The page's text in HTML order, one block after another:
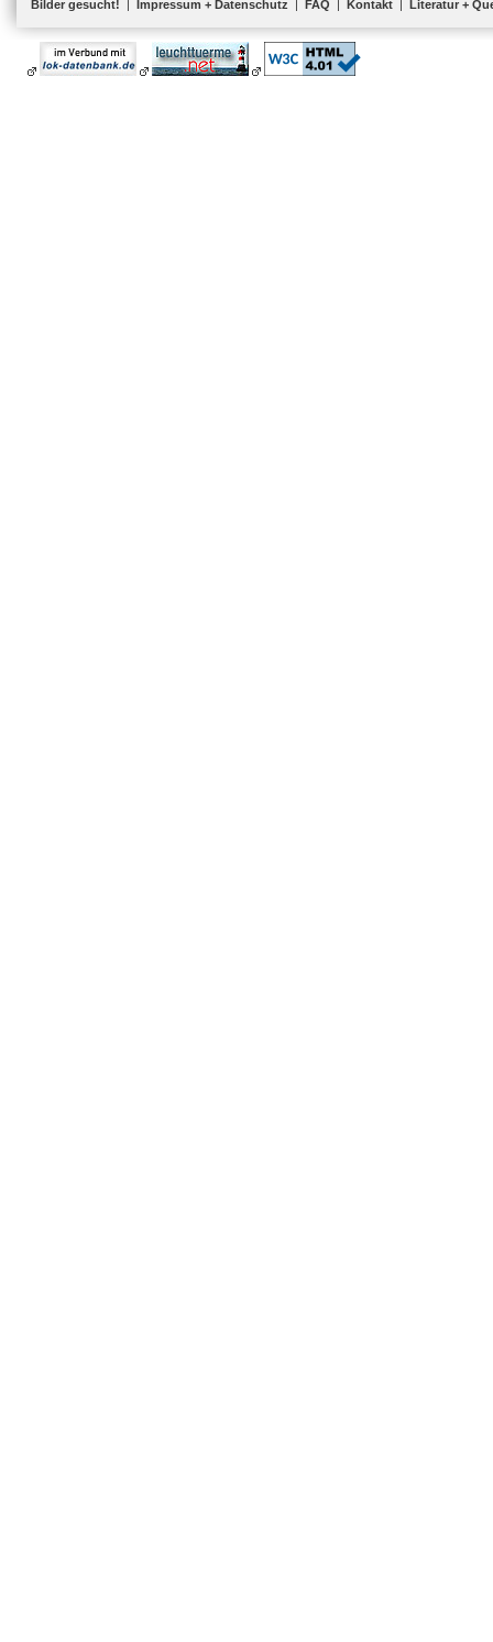
Bilder gesucht! | Impressum + Datenschutz | FAQ | Kontakt | Literatur +